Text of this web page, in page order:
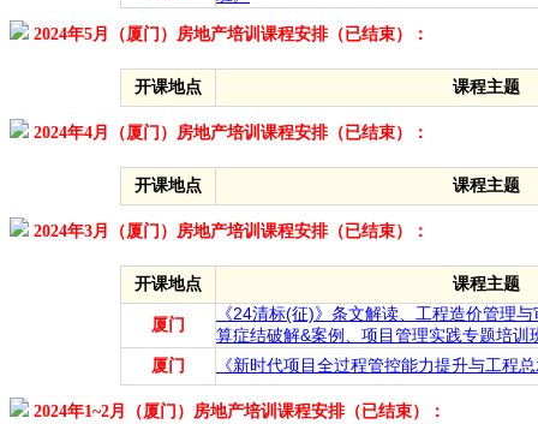
2024年5月（厦门）房地产培训课程安排（已结束）：
开课地点 课程主题
2024年4月（厦门）房地产培训课程安排（已结束）：
开课地点 课程主题
2024年3月（厦门）房地产培训课程安排（已结束）：
开课地点 课程主题
厦门
《24清标(征)》条文解读、工程造价管理
算症结破解&案例、项目管理实践专题培训
厦门
《新时代项目全过程管控能力提升与工程
2024年1~2月（厦门）房地产培训课程安排（已结束）：